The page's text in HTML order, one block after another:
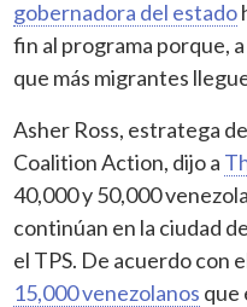
gobernadora del estado
fin al programa porque,
que más migrantes
Asher Ross, estratega
Coalition Action, dijo a
40,000 y 50,000
continúan en la ciudad
el TPS. De acuerdo con
15,000 venezolanos que